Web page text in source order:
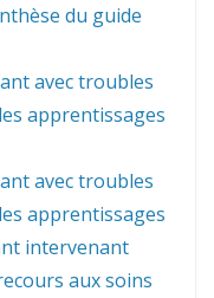
du guide
avec troubles
apprentissages
avec troubles
apprentissages
intervenant
aux soins